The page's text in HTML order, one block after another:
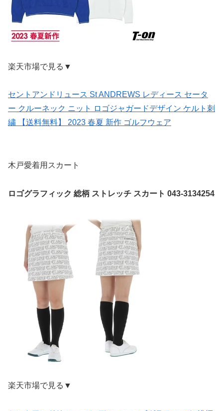
楽天市場で見る▼
セントアンドリュース St ANDREWS レディース セータ
ー クルーネック ニット ロゴジャガードデザイン ケルト刺
繍 【送料無料】 2023 春夏 新作 ゴルフウェア
木戸愛着用スカート
ロゴグラフィック 総柄 ストレッチ スカート 043-3134254
楽天市場で見る▼